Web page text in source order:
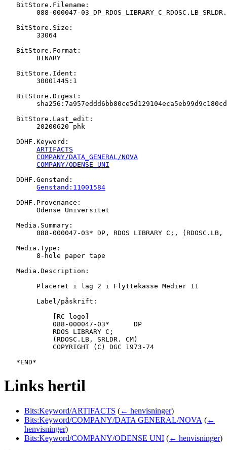
   BitStore.Filename:
   BitStore.Size:
   BitStore.Format:
   BitStore.Ident:
   BitStore.Digest:
   BitStore.Last_edit:
   DDHF.Keyword:
ARTIFACTS
COMPANY/DATA_GENERAL/NOVA
COMPANY/ODENSE_UNI
   DDHF.Genstand:
Genstand:11001584
   DDHF.Provenance:
   Media.Summary:
   Media.Type:
   Media.Description:
Links hertil
Bits:Keyword/ARTIFACTS (← henvisninger)
Bits:Keyword/COMPANY/DATA GENERAL/NOVA (←
henvisninger)
Bits:Keyword/COMPANY/ODENSE UNI (← henvisninger)